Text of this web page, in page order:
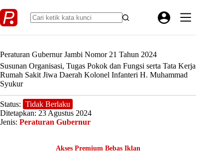
to
content
Peraturan Gubernur Jambi Nomor 21 Tahun 2024
Susunan Organisasi, Tugas Pokok dan Fungsi serta Tata Kerja
Rumah Sakit Jiwa Daerah Kolonel Infanteri H. Muhammad
Syukur
Status: Tidak Berlaku
Ditetapkan: 23 Agustus 2024
Jenis: Peraturan Gubernur
Akses Premium Bebas Iklan